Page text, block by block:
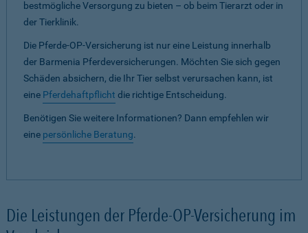
bestmögliche Versorgung zu bieten – ob beim Tierarzt oder in
der Tierklinik.
Die Pferde-OP-Versicherung ist nur eine Leistung innerhalb
der Barmenia Pferdeversicherungen. Möchten Sie sich gegen
Schäden absichern, die Ihr Tier selbst verursachen kann, ist
eine Pferdehaftpflicht die richtige Entscheidung.
Benötigen Sie weitere Informationen? Dann empfehlen wir
eine persönliche Beratung.
Die Leistungen der Pferde-OP-Versicherung im